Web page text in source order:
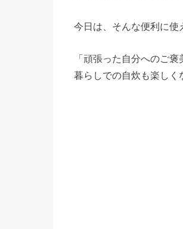
今日は、そんな便利に使
「頑張った自分へのご
暮らしでの自炊も楽しく